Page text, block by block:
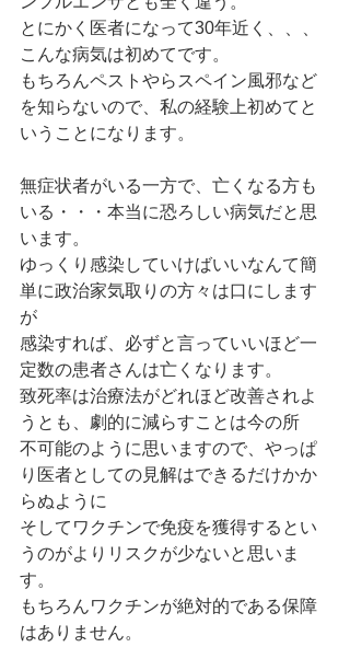
とにかく医者になって30年近く、、、
こんな病気は初めてです。
もちろんペストやらスペイン風邪など
を知らないので、私の経験上初めてと
いうことになります。
無症状者がいる一方で、亡くなる方も
いる・・・本当に恐ろしい病気だと思
います。
ゆっくり感染していけばいいなんて簡
単に政治家気取りの方々は口にします
が
感染すれば、必ずと言っていいほど一
定数の患者さんは亡くなります。
致死率は治療法がどれほど改善されよ
うとも、劇的に減らすことは今の所
不可能のように思いますので、やっぱ
り医者としての見解はできるだけかか
らぬように
そしてワクチンで免疫を獲得するとい
うのがよりリスクが少ないと思いま
す。
もちろんワクチンが絶対的である保障
はありません。